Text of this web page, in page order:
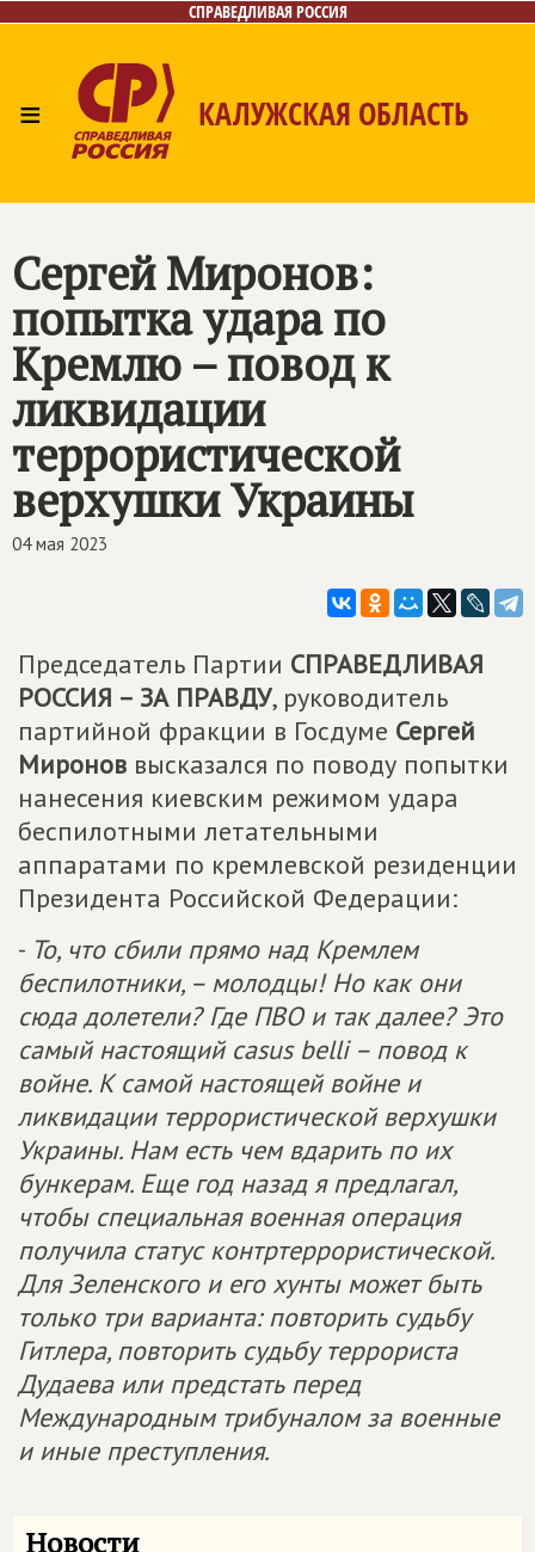
СПРАВЕДЛИВАЯ РОССИЯ
≡ КАЛУЖСКАЯ ОБЛАСТЬ
Сергей Миронов:
попытка удара по
Кремлю – повод к
ликвидации
террористической
верхушки Украины
04 мая 2023
Председатель Партии СПРАВЕДЛИВАЯ
РОССИЯ – ЗА ПРАВДУ, руководитель
партийной фракции в Госдуме Сергей
Миронов высказался по поводу попытки
нанесения киевским режимом удара
беспилотными летательными
аппаратами по кремлевской резиденции
Президента Российской Федерации:
- То, что сбили прямо над Кремлем
беспилотники, – молодцы! Но как они
сюда долетели? Где ПВО и так далее? Это
самый настоящий casus belli – повод к
войне. К самой настоящей войне и
ликвидации террористической верхушки
Украины. Нам есть чем вдарить по их
бункерам. Еще год назад я предлагал,
чтобы специальная военная операция
получила статус контртеррористической.
Для Зеленского и его хунты может быть
только три варианта: повторить судьбу
Гитлера, повторить судьбу террориста
Дудаева или предстать перед
Международным трибуналом за военные
и иные преступления.
Новости